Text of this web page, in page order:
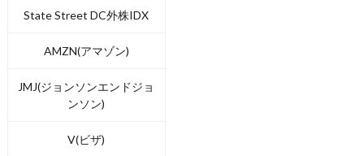
State Street DC外株IDX
AMZN(アマゾン)
JMJ(ジョンソンエンドジョ
ンソン)
V(ビザ)